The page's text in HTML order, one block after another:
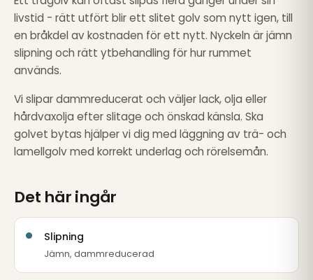
livstid - rätt utfört blir ett slitet golv som nytt igen, till
en bråkdel av kostnaden för ett nytt. Nyckeln är jämn
slipning och rätt ytbehandling för hur rummet
används.
Vi slipar dammreducerat och väljer lack, olja eller
hårdvaxolja efter slitage och önskad känsla. Ska
golvet bytas hjälper vi dig med läggning av trä- och
lamellgolv med korrekt underlag och rörelsemån.
Det här ingår
Slipning
Jämn, dammreducerad